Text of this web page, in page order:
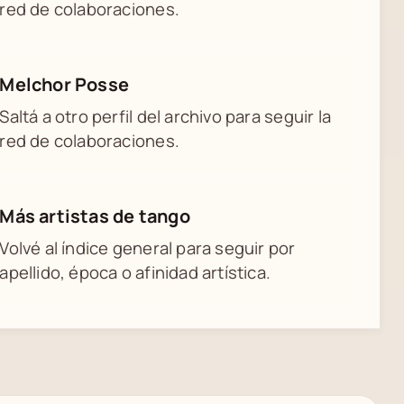
red de colaboraciones.
Melchor Posse
Saltá a otro perfil del archivo para seguir la
red de colaboraciones.
Más artistas de tango
Volvé al índice general para seguir por
apellido, época o afinidad artística.